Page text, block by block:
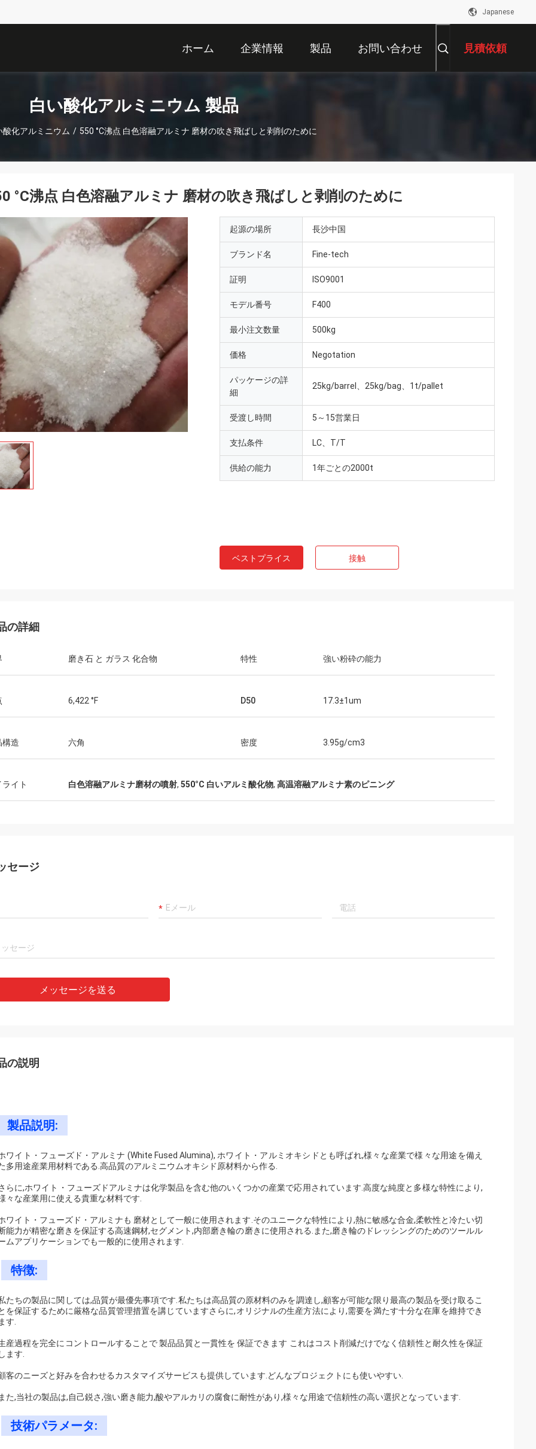
Japanese
ホーム 企業情報 製品 お問い合わせ 見積依頼
白い酸化アルミニウム 製品
酸化アルミニウム / 550 °C沸点 白色溶融アルミナ 磨材の吹き飛ばしと剥削のために
°C沸点 白色溶融アルミナ 磨材の吹き飛ばしと剥削のために
起源の場所 長沙中国
ブランド名 Fine-tech
証明 ISO9001
モデル番号 F400
最小注文数量 500kg
価格 Negotation
パッケージの詳
細
25kg/barrel、25kg/bag、1t/pallet
受渡し時間 5～15営業日
支払条件 LC、T/T
供給の能力 1年ごとの2000t
ベストプライス 接触
の詳細
磨き石 と ガラス 化合物 特性 強い粉砕の能力
6,422 °F D50 17.3±1um
構造 六角 密度 3.95g/cm3
イト 白色溶融アルミナ磨材の噴射, 550°C 白いアルミ酸化物, 高温溶融アルミナ素のピニング
セージ
メッセージを送る
の説明
製品説明:
ワイト・フューズド・アルミナ (White Fused Alumina), ホワイト・アルミオキシドとも呼ばれ,様々な産業で様々な用途を備え
多用途産業用材料である.高品質のアルミニウムオキシド原材料から作る.
らに,ホワイト・フューズドアルミナは化学製品を含む他のいくつかの産業で応用されています.高度な純度と多様な特性により,
々な産業用に使える貴重な材料です.
ワイト・フューズド・アルミナも 磨材として一般に使用されます.そのユニークな特性により,熱に敏感な合金,柔軟性と冷たい切
能力が精密な磨きを保証する高速鋼材,セグメント,内部磨き輪の磨きに使用される.また,磨き輪のドレッシングのためのツールル
ムアプリケーションでも一般的に使用されます.
特徴:
たちの製品に関しては,品質が最優先事項です.私たちは高品質の原材料のみを調達し,顧客が可能な限り最高の製品を受け取るこ
を保証するために厳格な品質管理措置を講じていますさらに,オリジナルの生産方法により,需要を満たす十分な在庫を維持でき
す.
産過程を完全にコントロールすることで 製品品質と一貫性を 保証できます これはコスト削減だけでなく信頼性と耐久性を保証
ます.
客のニーズと好みを合わせるカスタマイズサービスも提供しています.どんなプロジェクトにも使いやすい.
た,当社の製品は,自己鋭さ,強い磨き能力,酸やアルカリの腐食に耐性があり,様々な用途で信頼性の高い選択となっています.
技術パラメータ: